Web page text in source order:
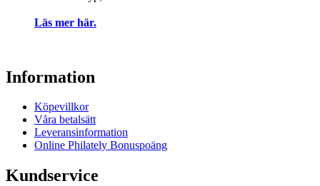
Läs mer här.
Information
Köpevillkor
Våra betalsätt
Leveransinformation
Online Philately Bonuspoäng
Kundservice